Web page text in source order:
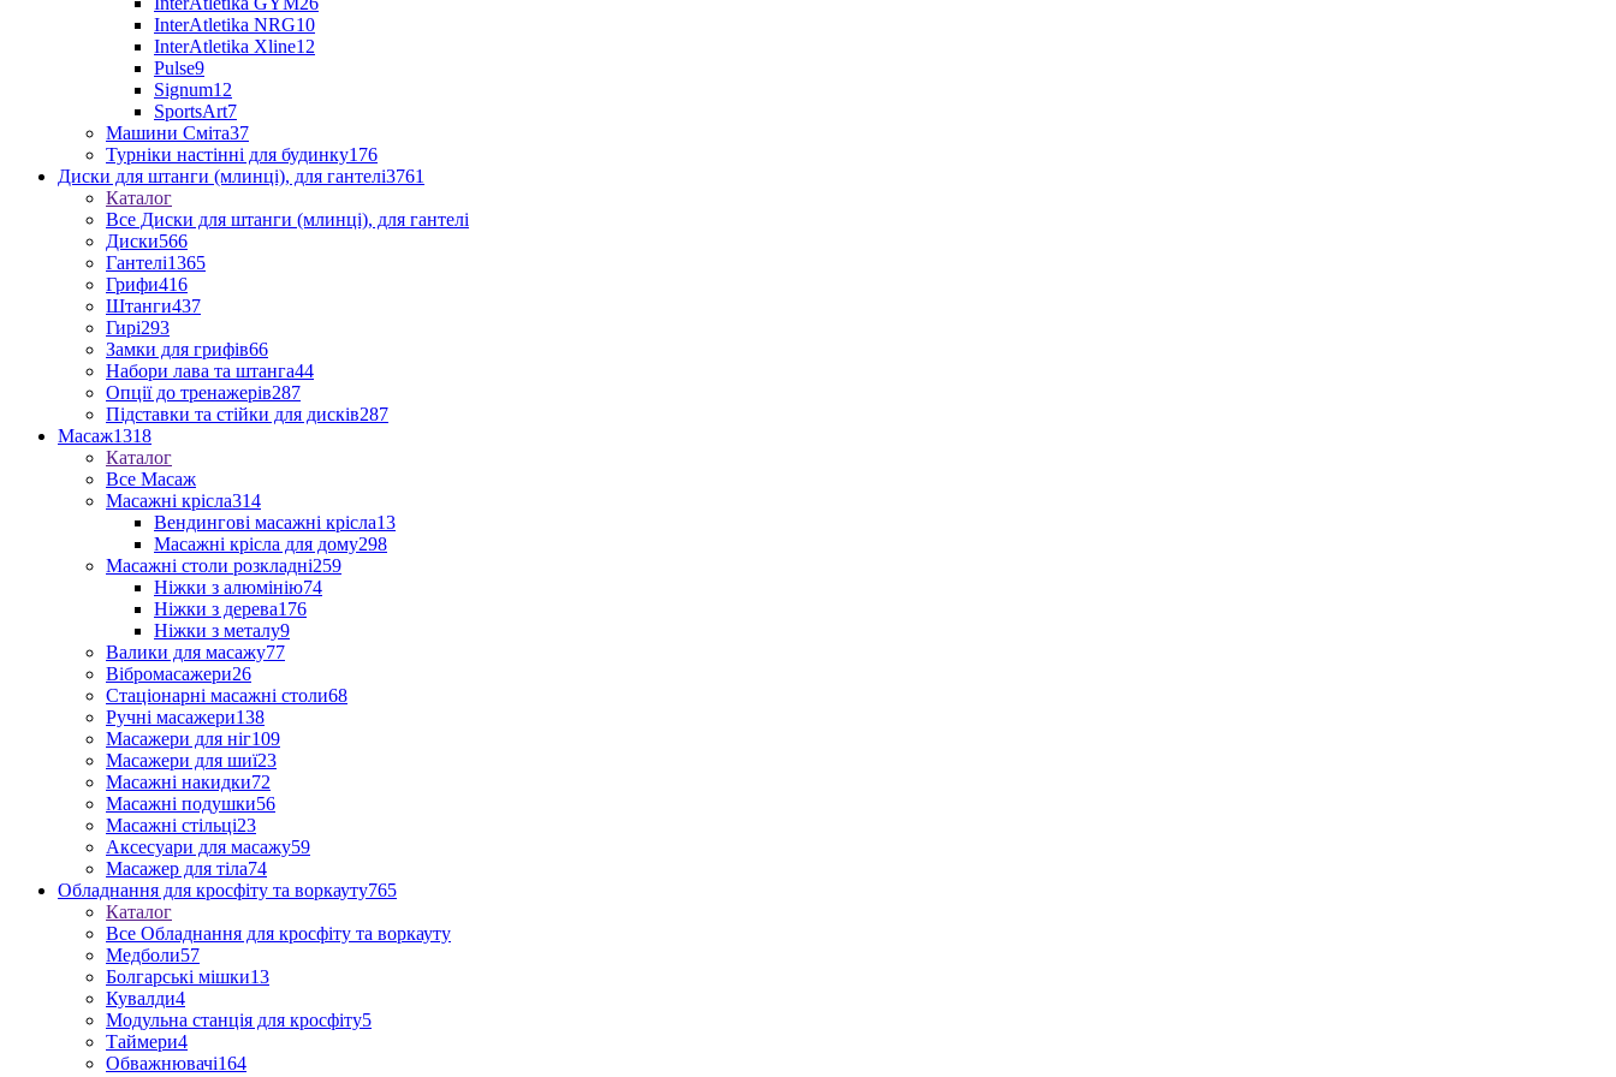
InterAtletika NRG10
InterAtletika Xline12
Pulse9
Signum12
SportsArt7
Машини Сміта37
Турніки настінні для будинку176
Диски для штанги (млинці), для гантелі3761
Каталог
Все Диски для штанги (млинці), для гантелі
Диски566
Гантелі1365
Грифи416
Штанги437
Гирі293
Замки для грифів66
Набори лава та штанга44
Опції до тренажерів287
Підставки та стійки для дисків287
Масаж1318
Каталог
Все Масаж
Масажні крісла314
Вендингові масажні крісла13
Масажні крісла для дому298
Масажні столи розкладні259
Ніжки з алюмінію74
Ніжки з дерева176
Ніжки з металу9
Валики для масажу77
Вібромасажери26
Стаціонарні масажні столи68
Ручні масажери138
Масажери для ніг109
Масажери для шиї23
Масажні накидки72
Масажні подушки56
Масажні стільці23
Аксесуари для масажу59
Масажер для тіла74
Обладнання для кросфіту та воркауту765
Каталог
Все Обладнання для кросфіту та воркауту
Медболи57
Болгарські мішки13
Кувалди4
Модульна станція для кросфіту5
Таймери4
Обважнювачі164